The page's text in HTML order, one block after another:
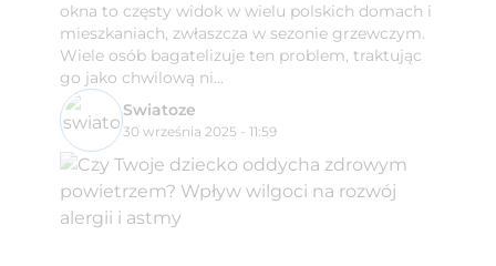
okna to częsty widok w wielu polskich domach i
mieszkaniach, zwłaszcza w sezonie grzewczym.
Wiele osób bagatelizuje ten problem, traktując
go jako chwilową ni...
Swiatoze
30 września 2025 - 11:59